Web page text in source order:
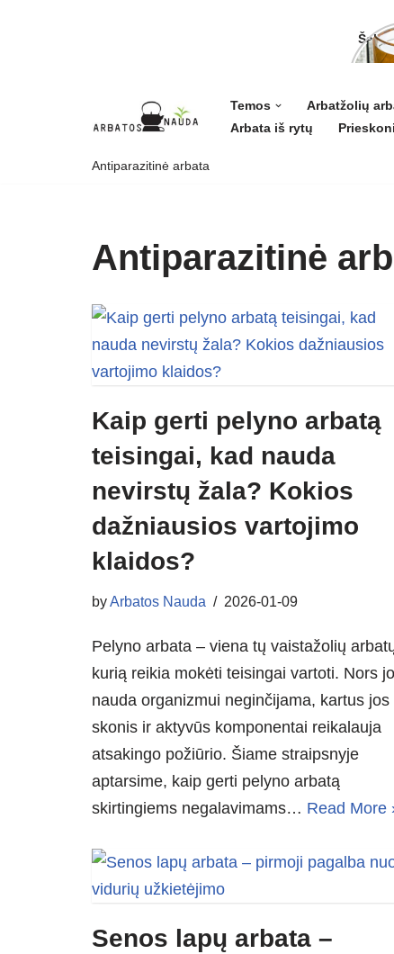
Temos Arbatžolių
Arbata iš rytų
Antiparazitinė arbata
Antiparazitinė
Kaip gerti pelyno arbatą
teisingai, kad nauda
nevirstų žala? Kokios
dažniausios vartojimo
klaidos?
byArbatos Nauda 2026-01-09
Pelyno arbata – viena tų vaistažolių
kurią reikia mokėti teisingai vartoti. Nors
nauda organizmui neginčijama, kartus jos
skonis ir aktyvūs komponentai reikalauja
atsakingo požiūrio. Šiame straipsnyje
aptarsime, kaip gerti pelyno arbatą
skirtingiems negalavimams… Read More
Senos lapų arbata –